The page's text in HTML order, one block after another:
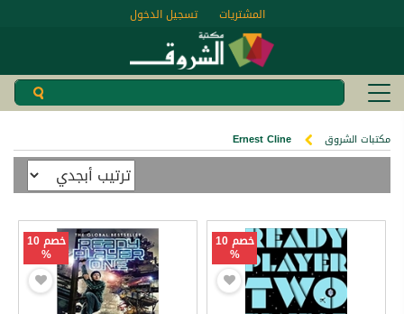
تسجيل الدخول المشتريات
مكتبات الشروق Ernest Cline
خصم 10
%
خصم 10
%